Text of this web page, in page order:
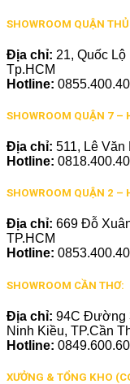
SHOWROOM QUẬN
Địa chỉ: 21, Quốc
Tp.HCM
Hotline:
SHOWROOM QUẬN 7 –
Địa chỉ: 511, Lê Văn
Hotline:
SHOWROOM QUẬN 2 –
Địa chỉ: 669 Đỗ
TP.HCM
Hotline:
SHOWROOM CẦN THƠ:
Địa chỉ: 94C Đường
Ninh Kiều, TP.Cần
Hotline:
XƯỞNG & TỔNG KHO